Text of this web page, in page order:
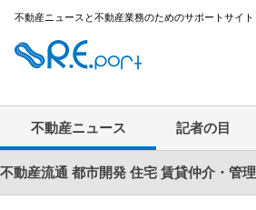
不動産ニュースと不動産業務のためのサポートサイト
不動産ニュース 記者の目
不動産流通 都市開発 住宅 賃貸仲介・管理